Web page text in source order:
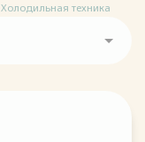
Холодильная техника